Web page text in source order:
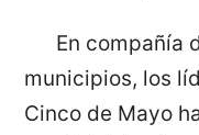
En compañía
municipios, los
Cinco de Mayo